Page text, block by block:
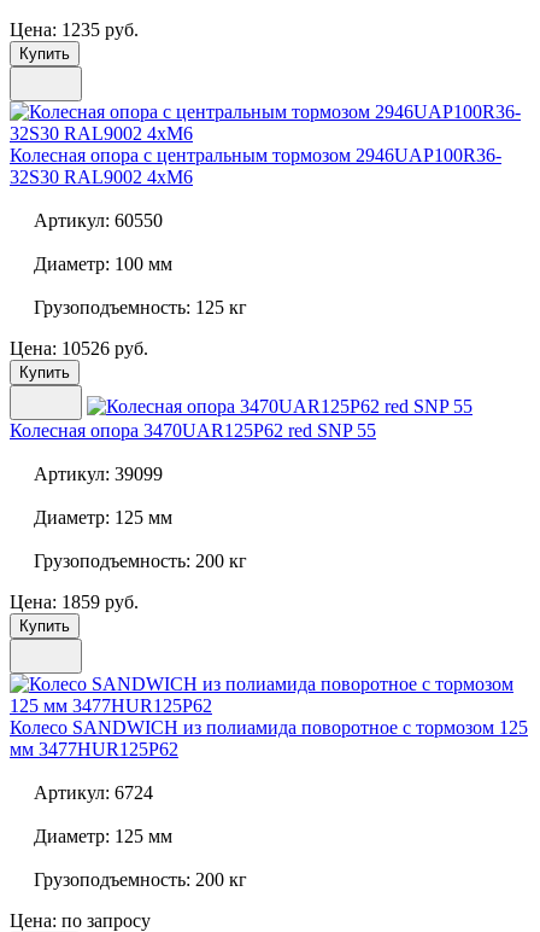
Цена: 1235 руб.
Купить
Колесная опора с центральным тормозом 2946UAP100R36-
32S30 RAL9002 4xM6
Артикул: 60550
Диаметр: 100 мм
Грузоподъемность: 125 кг
Цена: 10526 руб.
Купить
Колесная опора 3470UAR125P62 red SNP 55
Артикул: 39099
Диаметр: 125 мм
Грузоподъемность: 200 кг
Цена: 1859 руб.
Купить
Колесо SANDWICH из полиамида поворотное с тормозом 125
мм 3477HUR125P62
Артикул: 6724
Диаметр: 125 мм
Грузоподъемность: 200 кг
Цена: по запросу